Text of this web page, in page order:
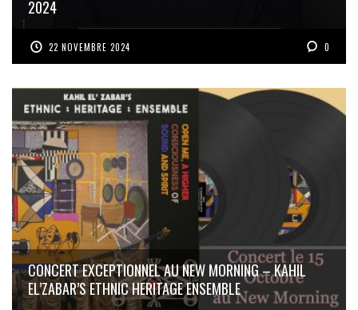
2024
22 NOVEMBRE 2024 0
CONCERT EXCEPTIONNEL AU NEW MORNING – KAHIL
EL’ZABAR’S ETHNIC HERITAGE ENSEMBLE